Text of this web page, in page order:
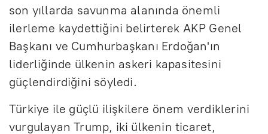
son yıllarda savunma alanında önemli
ilerleme kaydettiğini belirterek AKP Genel
Başkanı ve Cumhurbaşkanı Erdoğan'ın
liderliğinde ülkenin askeri kapasitesini
güçlendirdiğini söyledi.
Türkiye ile güçlü ilişkilere önem verdiklerini
vurgulayan Trump, iki ülkenin ticaret,